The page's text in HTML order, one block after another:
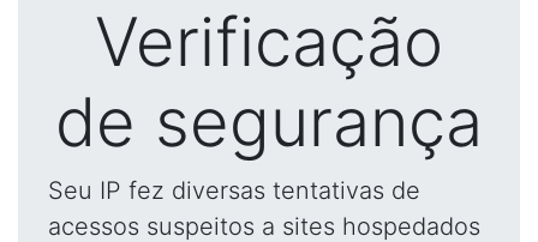
Verificação
de segurança
Seu IP fez diversas tentativas de
acessos suspeitos a sites hospedados